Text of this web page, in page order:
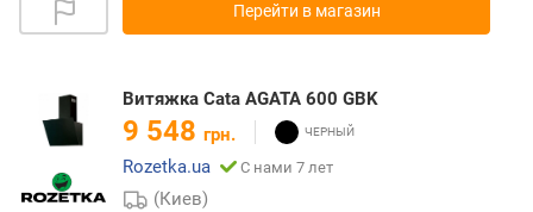
Перейти в магазин
Витяжка Cata AGATA 600 GBK
9 548 грн.
Rozetka.ua
С нами 7 лет
(Киев)